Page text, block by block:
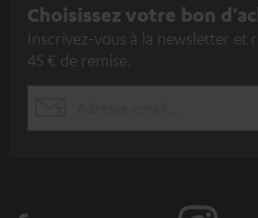
I
n
s
Choisissez votre bon
Inscrivez-vous à la newsletter et
45 € de remise.